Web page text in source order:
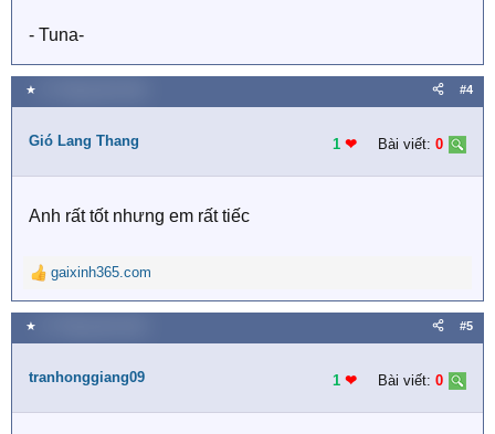
- Tuna-
★ #4
Gió Lang Thang 1 ❤︎ Bài viết: 0
Anh rất tốt nhưng em rất tiếc
R
e
a
c
i
gaixinh365.com
★ #5
tranhonggiang09 1 ❤︎ Bài viết: 0